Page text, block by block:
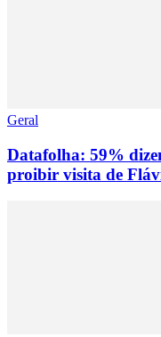
Geral
Datafolha: 59%
proibir visita de